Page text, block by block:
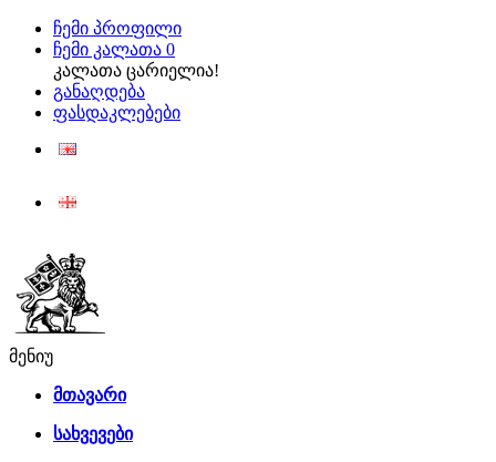
ჩემი პროფილი
ჩემი კალათა 0
კალათა ცარიელია!
განაღდება
ფასდაკლებები
მენიუ
მთავარი
სახვევები